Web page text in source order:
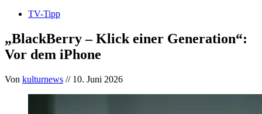
TV-Tipp
„BlackBerry – Klick einer Generation“:
Vor dem iPhone
Von kulturnews // 10. Juni 2026